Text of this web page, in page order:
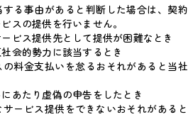
る事由があると判断した場合は、契約
スの提供を行いません。
ビス提供先として提供が困難なとき
会的勢力に該当するとき
の料金支払いを怠るおそれがあると当社
あたり虚偽の申告をしたとき
サービス提供をできないおそれがあると